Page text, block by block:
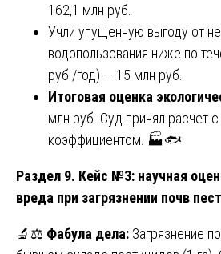
162,1 млн руб.
Учли упущенную выгоду от
водопользования ниже по
руб./год) — 15 млн руб.
Итоговая оценка
млн руб. Суд принял расчет
коэффициентом. 🏭🐟
Раздел 9. Кейс №3: научная
вреда при загрязнении почв
🔬⚖️ Фабула дела: Загрязнение